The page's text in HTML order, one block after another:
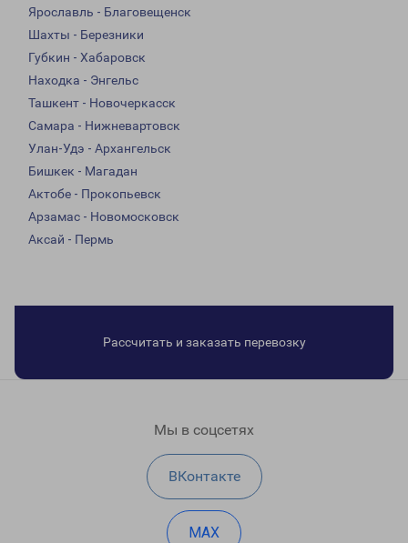
Ярославль - Благовещенск
Шахты - Березники
Губкин - Хабаровск
Находка - Энгельс
Ташкент - Новочеркасск
Самара - Нижневартовск
Улан-Удэ - Архангельск
Бишкек - Магадан
Актобе - Прокопьевск
Арзамас - Новомосковск
Аксай - Пермь
Рассчитать и заказать перевозку
Мы в соцсетях
ВКонтакте
MAX